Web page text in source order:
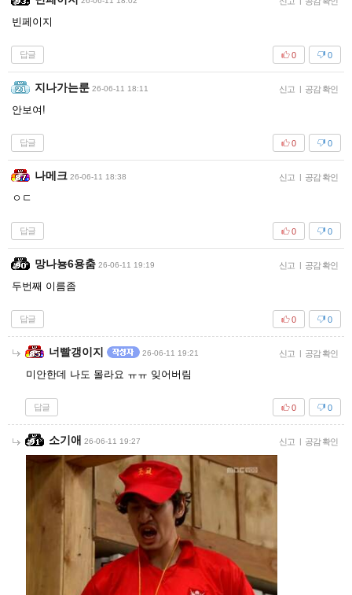
빈페이지
답글 0
0
지나가는룬 26-06-11 18:11 신고 | 공감 확인
안보여!
답글 0
0
나메크 26-06-11 18:38 신고 | 공감 확인
ㅇㄷ
답글 0
0
망나뇽6용춤 26-06-11 19:19 신고 | 공감 확인
두번째 이름좀
답글 0
0
너빨갱이지 26-06-11 19:21 신고 | 공감 확인
미안한데 나도 몰라요 ㅠㅠ 잊어버림
답글 0
0
소기애 26-06-11 19:27 신고 | 공감 확인